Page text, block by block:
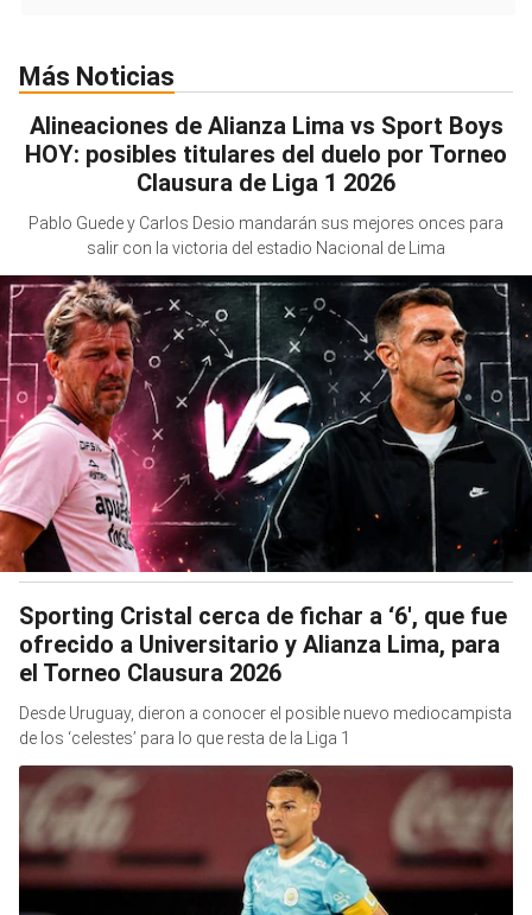
Más Noticias
Alineaciones de Alianza Lima vs Sport Boys
HOY: posibles titulares del duelo por Torneo
Clausura de Liga 1 2026
Pablo Guede y Carlos Desio mandarán sus mejores onces para
salir con la victoria del estadio Nacional de Lima
Sporting Cristal cerca de fichar a ‘6′, que fue
ofrecido a Universitario y Alianza Lima, para
el Torneo Clausura 2026
Desde Uruguay, dieron a conocer el posible nuevo mediocampista
de los ‘celestes’ para lo que resta de la Liga 1